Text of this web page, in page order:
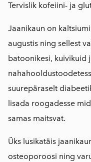
Tervislik kofeiini- ja
Jaanikaun on
augustis ning sellest
batoonikesi, kuivikuid
suurepäraselt
lisada roogadesse
samas maitsvat.
Üks lusikatäis
osteoporoosi ning